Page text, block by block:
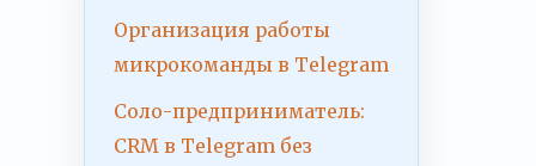
Организация работы
микрокоманды в Telegram
Соло-предприниматель:
CRM в Telegram без